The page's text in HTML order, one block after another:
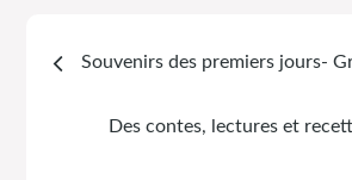
Souvenirs des premiers jours-
Des contes, lectures et